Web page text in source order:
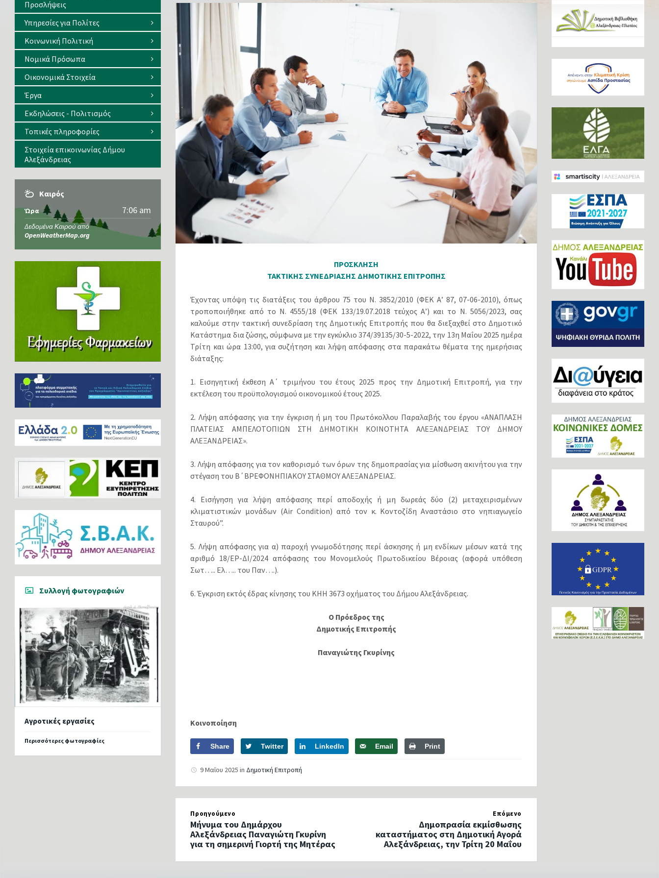
ΠΡΟΣΚΛΗΣΗ
ΤΑΚΤΙΚΗΣ ΣΥΝΕΔΡΙΑΣΗΣ ΔΗΜΟΤΙΚΗΣ ΕΠΙΤΡΟΠΗΣ
Έχοντας υπόψη τις διατάξεις του άρθρου 75 του Ν. 3852/2010 (ΦΕΚ Α’ 87, 07-06-2010), όπως
τροποποιήθηκε από το N. 4555/18 (ΦΕΚ 133/19.07.2018 τεύχος Α’) και το Ν. 5056/2023, σας
καλούμε στην τακτική συνεδρίαση της Δημοτικής Επιτροπής που θα διεξαχθεί στο Δημοτικό
Κατάστημα δια ζώσης, σύμφωνα με την εγκύκλιο 374/39135/30-5-2022, την 13η Μαΐου 2025 ημέρα
Τρίτη και ώρα 13:00, για συζήτηση και λήψη απόφασης στα παρακάτω θέματα της ημερήσιας
διάταξης:
1. Εισηγητική έκθεση Α΄ τριμήνου του έτους 2025 προς την Δημοτική Επιτροπή, για την
εκτέλεση του προϋπολογισμού οικονομικού έτους 2025.
2. Λήψη απόφασης για την έγκριση ή μη του Πρωτόκολλου Παραλαβής του έργου «ΑΝΑΠΛΑΣΗ
ΠΛΑΤΕΙΑΣ ΑΜΠΕΛΟΤΟΠΙΩΝ ΣΤΗ ΔΗΜΟΤΙΚΗ ΚΟΙΝΟΤΗΤΑ ΑΛΕΞΑΝΔΡΕΙΑΣ ΤΟΥ ΔΗΜΟΥ
ΑΛΕΞΑΝΔΡΕΙΑΣ».
3. Λήψη απόφασης για τον καθορισμό των όρων της δημοπρασίας για μίσθωση ακινήτου για την
στέγαση του Β΄ΒΡΕΦΟΝΗΠΙΑΚΟΥ ΣΤΑΘΜΟΥ ΑΛΕΞΑΝΔΡΕΙΑΣ.
4. Εισήγηση για λήψη απόφασης περί αποδοχής ή μη δωρεάς δύο (2) μεταχειρισμένων
κλιματιστικών μονάδων (Air Condition) από τον κ. Κοντοζίδη Αναστάσιο στο νηπιαγωγείο
Σταυρού”.
5. Λήψη απόφασης για α) παροχή γνωμοδότησης περί άσκησης ή μη ενδίκων μέσων κατά της
αριθμό 18/ΕΡ-ΔΙ/2024 απόφασης του Μονομελούς Πρωτοδικείου Βέροιας (αφορά υπόθεση
Σωτ….. Ελ….. του Παν….).
6. Έγκριση εκτός έδρας κίνησης του ΚΗΗ 3673 οχήματος του Δήμου Αλεξάνδρειας.
Ο Πρόεδρος της
Δημοτικής Επιτροπής
Παναγιώτης Γκυρίνης
Κοινοποίηση
Share Twitter LinkedIn Email Print
9 Μαΐου 2025in Δημοτική Επιτροπή
Προηγούμενο
Μήνυμα του Δημάρχου
Αλεξάνδρειας Παναγιώτη Γκυρίνη
για τη σημερινή Γιορτή της Μητέρας
Επόμενο
Δημοπρασία εκμίσθωσης
καταστήματος στη Δημοτική Αγορά
Αλεξάνδρειας, την Τρίτη 20 Μαΐου
Προσλήψεις
Υπηρεσίες για Πολίτες
Κοινωνική Πολιτική
Νομικά Πρόσωπα
Οικονομικά Στοιχεία
Έργα
Εκδηλώσεις - Πολιτισμός
Τοπικές πληροφορίες
Στοιχεία επικοινωνίας Δήμου
Αλεξάνδρειας
Καιρός
Ώρα 7:06 am
Δεδομένα Καιρού από
OpenWeatherMap.org
Συλλογή φωτογραφιών
Αγροτικές εργασίες
Περισσότερες φωτογραφίες